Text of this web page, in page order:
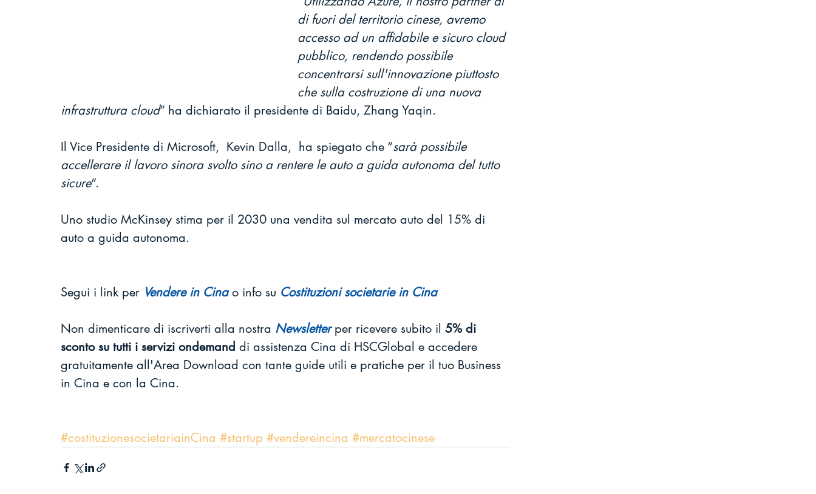
di fuori del territorio cinese, avremo
accesso ad un affidabile e sicuro cloud
pubblico, rendendo possibile
concentrarsi sull'innovazione piuttosto
che sulla costruzione di una nuova
infrastruttura cloud” ha dichiarato il presidente di Baidu, Zhang Yaqin.
Il Vice Presidente di Microsoft,  Kevin Dalla,  ha spiegato che “sarà possibile
accellerare il lavoro sinora svolto sino a rentere le auto a guida autonoma del tutto
sicure“.
Uno studio McKinsey stima per il 2030 una vendita sul mercato auto del 15% di
auto a guida autonoma.
Segui i link per Vendere in Cina o info su Costituzioni societarie in Cina
Non dimenticare di iscriverti alla nostra Newsletter per ricevere subito il 5% di
sconto su tutti i servizi ondemand di assistenza Cina di HSCGlobal e accedere
gratuitamente all'Area Download con tante guide utili e pratiche per il tuo Business
in Cina e con la Cina.
#costituzionesocietariainCina #startup #vendereincina #mercatocinese